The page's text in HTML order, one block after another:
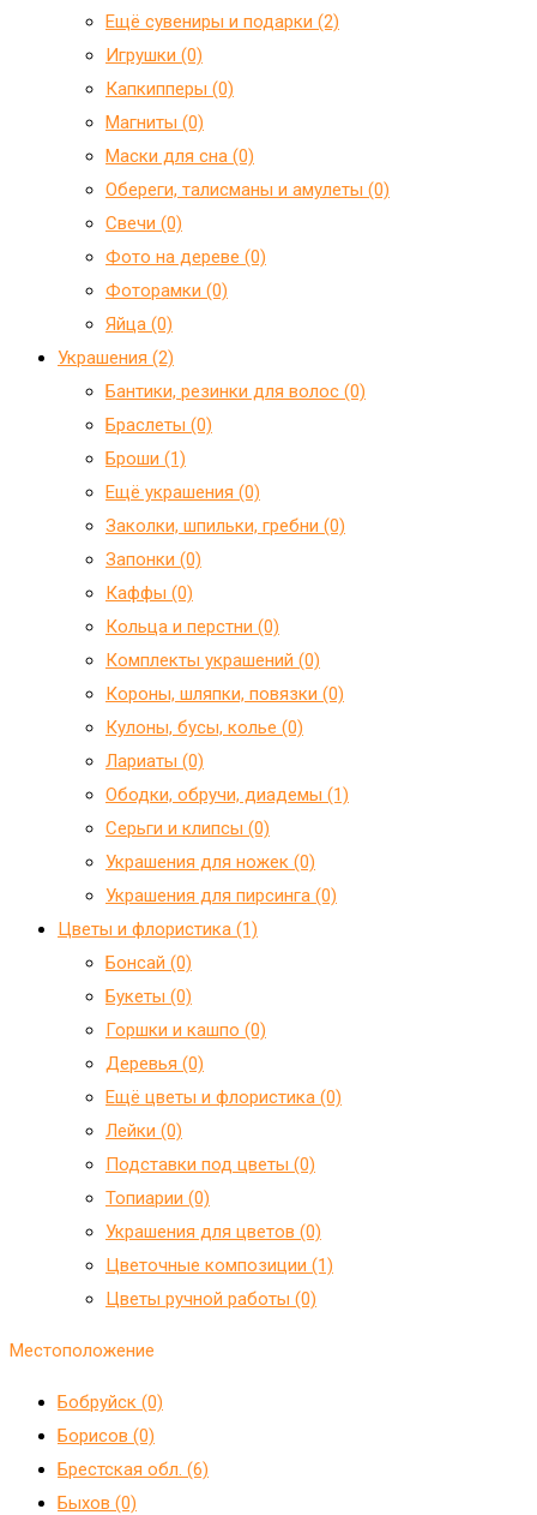
Ещё сувениры и подарки (2)
Игрушки (0)
Капкипперы (0)
Магниты (0)
Маски для сна (0)
Обереги, талисманы и амулеты (0)
Свечи (0)
Фото на дереве (0)
Фоторамки (0)
Яйца (0)
Украшения (2)
Бантики, резинки для волос (0)
Браслеты (0)
Броши (1)
Ещё украшения (0)
Заколки, шпильки, гребни (0)
Запонки (0)
Каффы (0)
Кольца и перстни (0)
Комплекты украшений (0)
Короны, шляпки, повязки (0)
Кулоны, бусы, колье (0)
Лариаты (0)
Ободки, обручи, диадемы (1)
Серьги и клипсы (0)
Украшения для ножек (0)
Украшения для пирсинга (0)
Цветы и флористика (1)
Бонсай (0)
Букеты (0)
Горшки и кашпо (0)
Деревья (0)
Ещё цветы и флористика (0)
Лейки (0)
Подставки под цветы (0)
Топиарии (0)
Украшения для цветов (0)
Цветочные композиции (1)
Цветы ручной работы (0)
Местоположение
Бобруйск (0)
Борисов (0)
Брестская обл. (6)
Быхов (0)